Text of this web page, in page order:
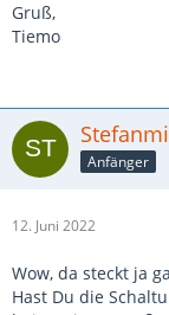
Gruß,
Tiemo
Anfänger
12. Juni 2022
Wow, da steckt ja
Hast Du die